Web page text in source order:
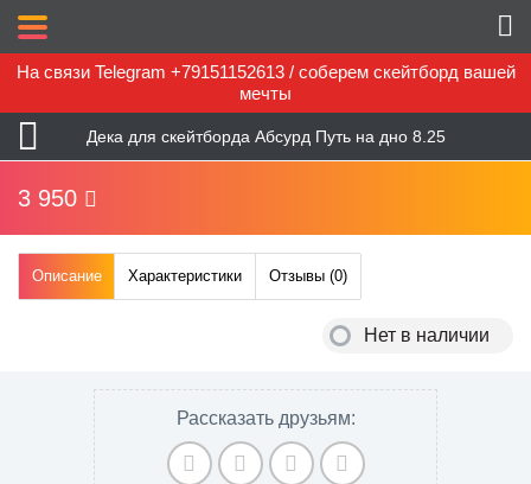
На связи Telegram +79151152613 / соберем скейтборд вашей
мечты
Дека для скейтборда Абсурд Путь на дно 8.25
3 950
Описание Характеристики Отзывы (0)
Нет в наличии
Рассказать друзьям: